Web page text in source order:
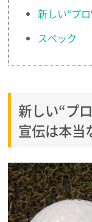
新しい“プ
スペック
新しい“プ
宣伝は本当